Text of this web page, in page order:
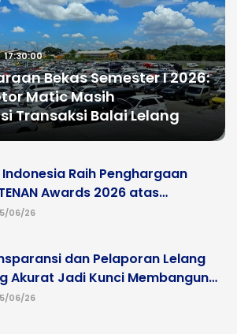
17:30:00
Bekas Semester I 2026:
Matic Masih
Transaksi Balai Lelang
Indonesia Raih Penghargaan
Awards 2026 atas
terhadap Penerimaan
06/26
dan Pelaporan Lelang
Akurat Jadi Kunci Membangun
Masyarakat
06/26